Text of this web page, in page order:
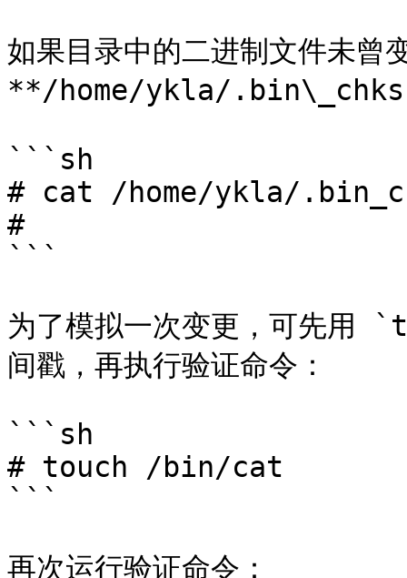
如果目录中的二进制文件未曾
**/home/ykla/
```sh
# cat /home/ykla/
#
```
为了模拟一次变更，可先
间戳，再执行验证命令：
```sh
# touch /bin/cat
```
再次运行验证命令：